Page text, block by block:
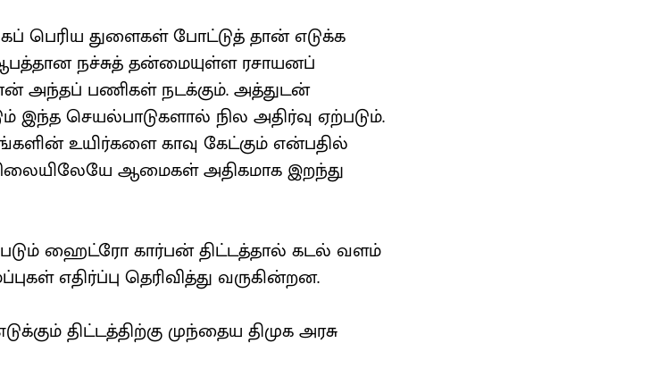
பெரிய துளைகள் போட்டுத் தான் எடுக்க
ஆபத்தான நச்சுத் தன்மையுள்ள ரசாயனப்
அந்தப் பணிகள் நடக்கும். அத்துடன்
இந்த செயல்பாடுகளால் நில அதிர்வு ஏற்படும்.
உயிர்களை காவு கேட்கும் என்பதில்
ஆமைகள் அதிகமாக இறந்து
ஹைட்ரோ கார்பன் திட்டத்தால் கடல் வளம்
எதிர்ப்பு தெரிவித்து வருகின்றன.
திட்டத்திற்கு முந்தைய திமுக அரசு